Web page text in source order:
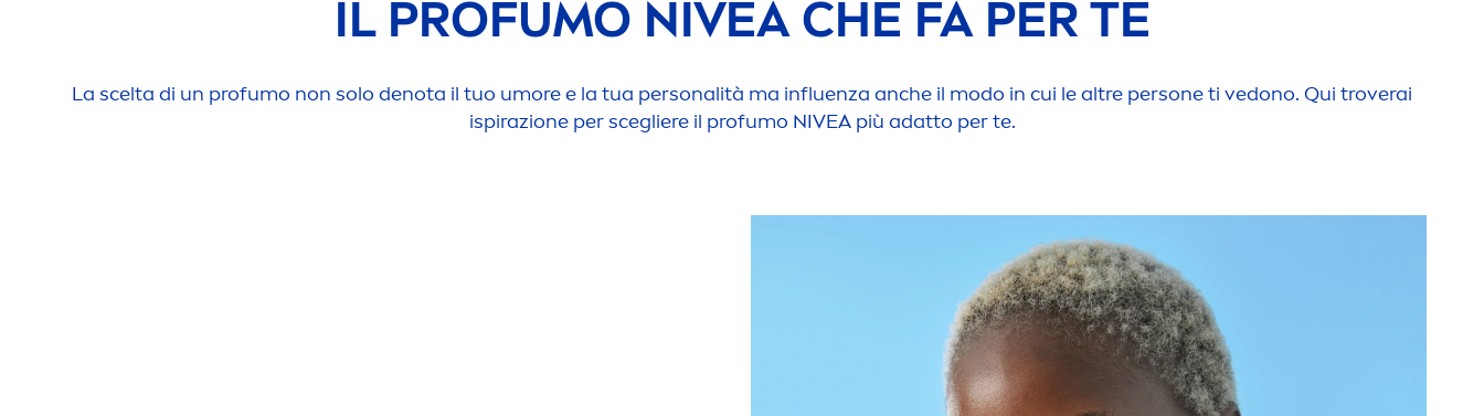
IL PROFUMO NIVEACHE FA PER TE
La scelta di un profumo non solo denota il tuo umore e la tua personalità ma influenza anche il modo in cui le altre persone ti vedono. Qui troverai
ispirazione per scegliere il profumo NIVEApiù adatto per te.